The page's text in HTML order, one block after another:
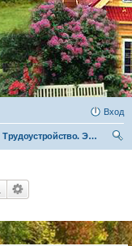
Вход
Трудоустройство. Экодело